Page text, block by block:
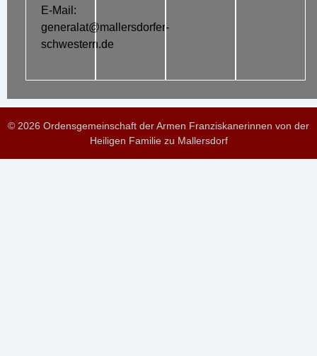
E-Mail:
generalat@mallersdorfer-
schwestern.de
© 2026 Ordensgemeinschaft der Armen Franziskanerinnen von der
Heiligen Familie zu Mallersdorf